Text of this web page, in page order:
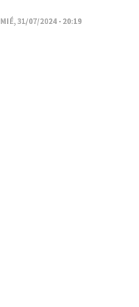
MIÉ, 31/07/2024 - 20:19